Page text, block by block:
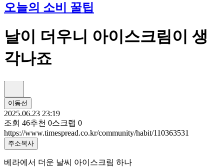
오늘의 소비 꿀팁
날이 더우니 아이스크림이 생
각나죠
이동선
2025.06.23 23:19
조회 46추천 0스크랩 0
https://www.timespread.co.kr/community/habit/110363531
주소복사
베라에서 더운 날씨 아이스크림 하나